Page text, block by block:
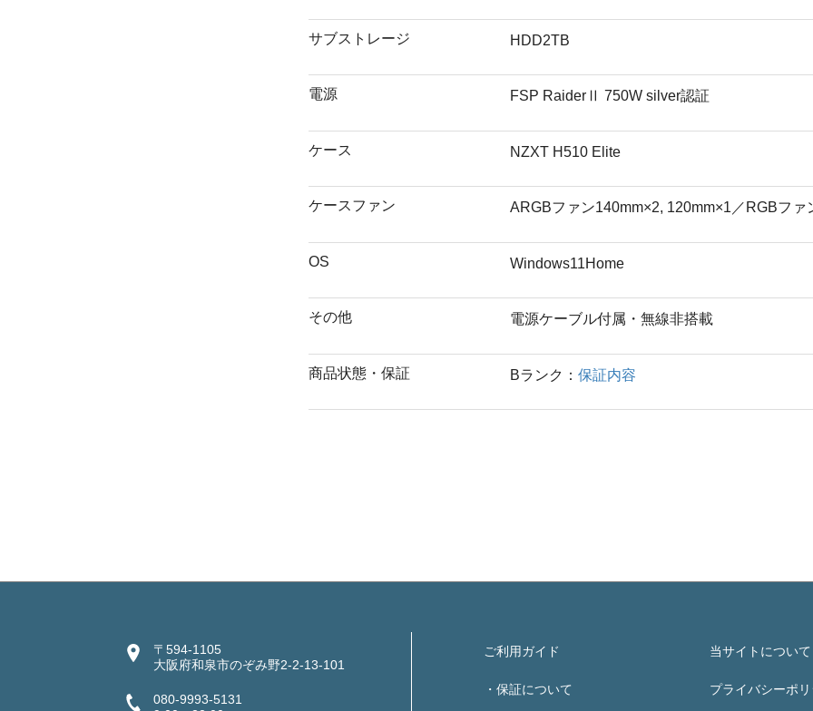
サブストレージ HDD2TB
電源 FSP RaiderⅡ 750W silver認証
ケース NZXT H510 Elite
ケースファン ARGBファン140mm×2, 120mm×1／RGBファ
OS Windows11Home
その他 電源ケーブル付属・無線非搭載
商品状態・保証 Bランク： 保証内容
〒594-1105
大阪府和泉市のぞみ野2-2-13-101
080-9993-5131
ご利用ガイド
・保証について
当サイトについて
プライバシーポ